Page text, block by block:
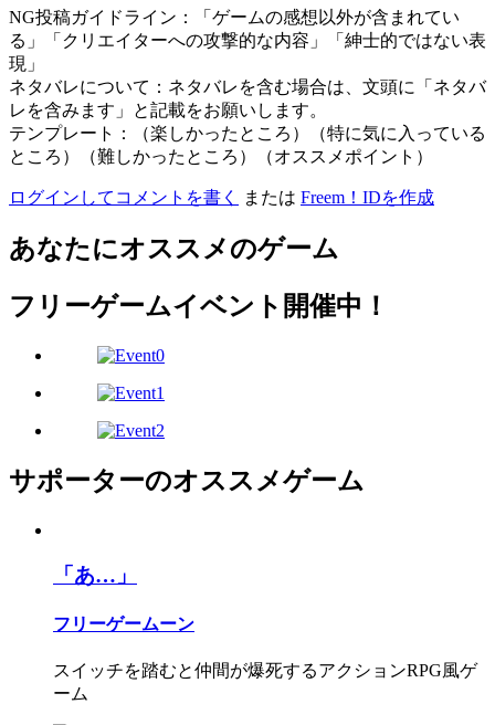
NG投稿ガイドライン：「ゲームの感想以外が含まれてい
る」「クリエイターへの攻撃的な内容」「紳士的ではない表
現」
ネタバレについて：ネタバレを含む場合は、文頭に「ネタバ
レを含みます」と記載をお願いします。
テンプレート：（楽しかったところ）（特に気に入っている
ところ）（難しかったところ）（オススメポイント）
ログインしてコメントを書く または Freem！IDを作成
あなたにオススメのゲーム
フリーゲームイベント開催中！
サポーターのオススメゲーム
「あ…」
フリーゲームーン
スイッチを踏むと仲間が爆死するアクションRPG風ゲ
ーム